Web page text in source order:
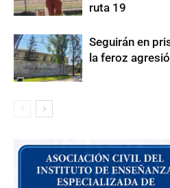
ruta 19
Seguirán en
la feroz